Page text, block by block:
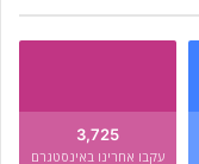
3,725
עקבו אחרינו באינסטגרם